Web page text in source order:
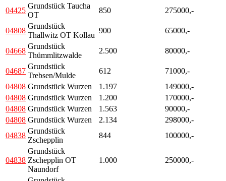
04425
Grundstück Taucha
OT
850 275000,-
04808
Grundstück
Thallwitz OT Kollau
900 65000,-
04668
Grundstück
Thümmlitzwalde
2.500 80000,-
04687
Grundstück
Trebsen/Mulde
612
71000,-
04808 Grundstück Wurzen 1.197
149000,-
04808 Grundstück Wurzen 1.200
170000,-
04808 Grundstück Wurzen 1.563
90000,-
04808 Grundstück Wurzen 2.134
298000,-
04838
Grundstück
Zschepplin
844 100000,-
04838
Grundstück
Zschepplin OT
Naundorf
1.000 250000,-